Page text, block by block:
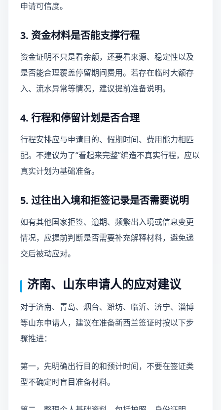
申请可信度。
3. 资金材料是否能支撑行程
资金证明不只是看余额，还要看来源、稳定性以及
是否能合理覆盖停留期间费用。若存在临时大额存
入、流水异常等情况，建议提前准备说明。
4. 行程和停留计划是否合理
行程安排应与申请目的、假期时间、费用能力相匹
配。不建议为了“看起来完整”编造不真实行程，应以
真实计划为基础准备。
5. 过往出入境和拒签记录是否需要说明
如有其他国家拒签、逾期、频繁出入境或信息变更
情况，应提前判断是否需要补充解释材料，避免递
交后被动应对。
济南、山东申请人的应对建议
对于济南、青岛、烟台、潍坊、临沂、济宁、淄博
等山东申请人，建议在准备新西兰签证时按以下步
骤推进：
第一，先明确出行目的和预计时间，不要在签证类
型不确定时盲目准备材料。